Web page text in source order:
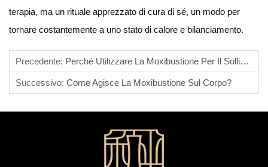
terapia, ma un rituale apprezzato di cura di sé, un modo per
tornare costantemente a uno stato di calore e bilanciamento.
Precedente: Perché Utilizzare La Moxibustione Per Il Sollievo Dal Dolore?
Successivo: Come Agisce La Moxibustione Sul Corpo?